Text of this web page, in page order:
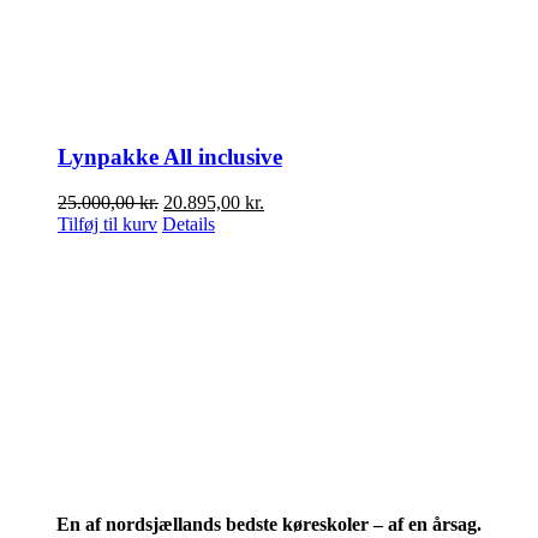
Lynpakke All inclusive
25.000,00kr. Den
oprindelige
20.895,00 kr.
Tilføj til kurv Details
En af nordsjællands bedste køreskoler – af en årsag.